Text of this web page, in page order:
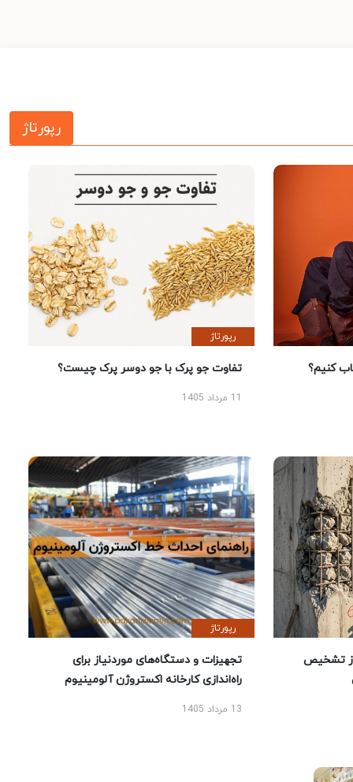
رپورتاژ
کنیم؟
رپورتاژ
تفاوت جو پرک با جو دوسر پرک چیست؟
تشخیص
رپورتاژ
تجهیزات و دستگاه‌های موردنیاز برای
راه‌اندازی کارخانه اکستروژن آلومینیوم
13 مرداد 1405